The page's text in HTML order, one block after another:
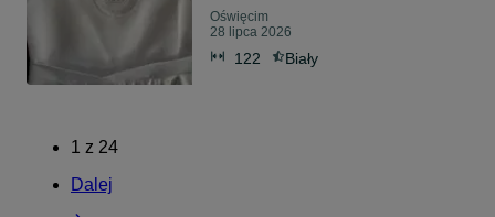
Oświęcim
28 lipca 2026
122 Biały
1 z 24
Dalej